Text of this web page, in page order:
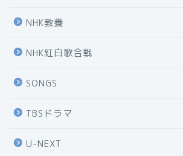
NHK教養
NHK紅白歌合戦
SONGS
TBSドラマ
U-NEXT